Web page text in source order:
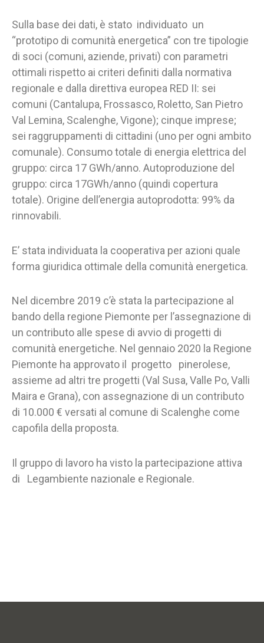
Sulla base dei dati, è stato individuato un
“prototipo di comunità energetica” con tre tipologie
di soci (comuni, aziende, privati) con parametri
ottimali rispetto ai criteri definiti dalla normativa
regionale e dalla direttiva europea RED II: sei
comuni (Cantalupa, Frossasco, Roletto, San Pietro
Val Lemina, Scalenghe, Vigone); cinque imprese;
sei raggruppamenti di cittadini (uno per ogni ambito
comunale). Consumo totale di energia elettrica del
gruppo: circa 17 GWh/anno. Autoproduzione del
gruppo: circa 17GWh/anno (quindi copertura
totale). Origine dell’energia autoprodotta: 99% da
rinnovabili.
E’ stata individuata la cooperativa per azioni quale
forma giuridica ottimale della comunità energetica.
Nel dicembre 2019 c’è stata la partecipazione al
bando della regione Piemonte per l’assegnazione di
un contributo alle spese di avvio di progetti di
comunità energetiche. Nel gennaio 2020 la Regione
Piemonte ha approvato il progetto pinerolese,
assieme ad altri tre progetti (Val Susa, Valle Po, Valli
Maira e Grana), con assegnazione di un contributo
di 10.000 € versati al comune di Scalenghe come
capofila della proposta.
Il gruppo di lavoro ha visto la partecipazione attiva
di Legambiente nazionale e Regionale.